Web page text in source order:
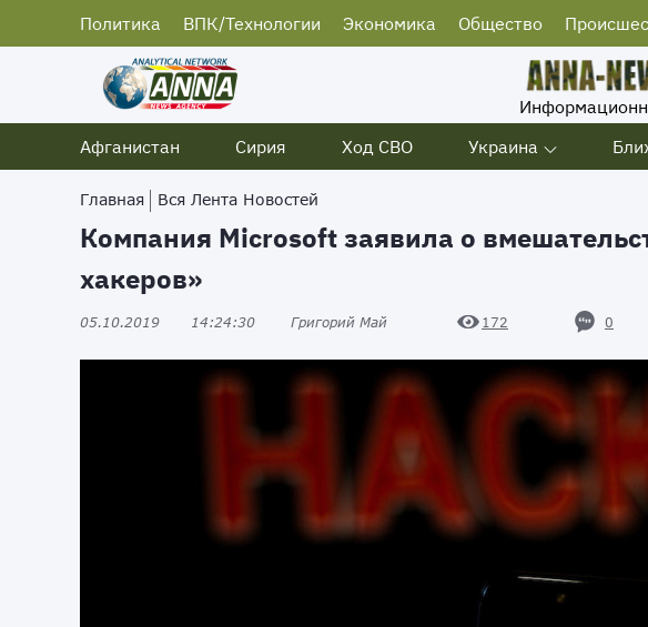
Политика ВПК/Технологии Экономика Общество
Афганистан
Сирия Ход СВО Украина
Главная Вся Лента Новостей
Компания Microsoft заявила о
хакеров»
05.10.2019 14:24:30 Григорий Май 172 0